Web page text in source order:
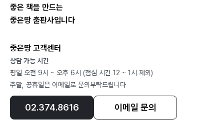
좋은 책을 만드는
좋은땅 출판사입니다
좋은땅 고객센터
상담 가능 시간
평일 오전 9시 ~ 오후 6시 (점심 시간 12 ~ 1시 제외)
주말, 공휴일은 이메일로 문의부탁드립니다
02.374.8616 이메일 문의